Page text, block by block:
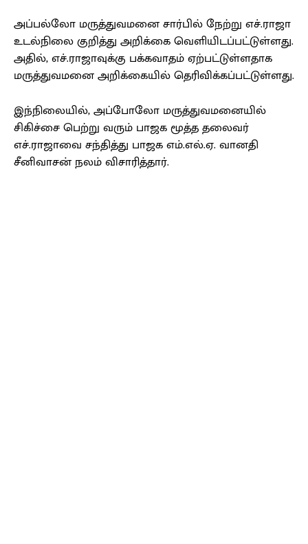
அப்பல்லோ மருத்துவமனை சார்பில் நேற்று எச்.ராஜா
உடல்நிலை குறித்து அறிக்கை வெளியிடப்பட்டுள்ளது.
அதில், எச்.ராஜாவுக்கு பக்கவாதம் ஏற்பட்டுள்ளதாக
மருத்துவமனை அறிக்கையில் தெரிவிக்கப்பட்டுள்ளது.
இந்நிலையில், அப்போலோ மருத்துவமனையில்
சிகிச்சை பெற்று வரும் பாஜக மூத்த தலைவர்
எச்.ராஜாவை சந்தித்து பாஜக எம்.எல்.ஏ. வானதி
சீனிவாசன் நலம் விசாரித்தார்.